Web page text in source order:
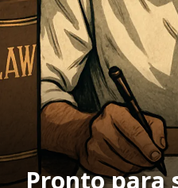
Pronto para